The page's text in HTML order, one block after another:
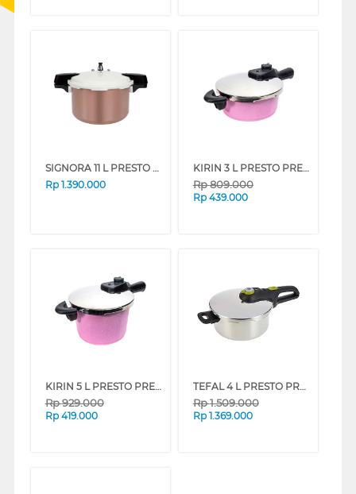
SIGNORA 11 L PRESTO PRESSURE COOKER SG-2211VP
Rp 1.390.000
KIRIN 3 L PRESTO PRESSURE COOKER FKRPC-PK030-INDLH
Rp809.000
Rp 439.000
KIRIN 5 L PRESTO PRESSURE COOKER FKRPC-PK050-INDLH
Rp929.000
Rp 419.000
TEFAL 4 L PRESTO PRESSURE COOKER P2644200
Rp1.509.000
Rp 1.369.000